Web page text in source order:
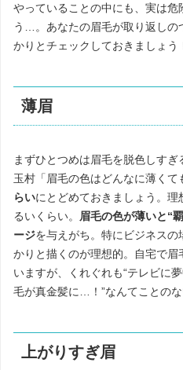
やっていることの中にも、実は
う…。あなたの眉毛が取り返しの
かりとチェックしておきましょう
薄眉
まずひとつめは眉毛を脱色しすぎ
玉村「眉毛の色はどんなに薄くて
らいにとどめておきましょう。
るいくらい。
眉毛の色が薄いと“
ージを与えがち。特にビジネス
かりと描くのが理想的。自宅で
いますが、くれぐれも“テレビに
毛が真金髪に…！”なんてことのな
上がりすぎ眉